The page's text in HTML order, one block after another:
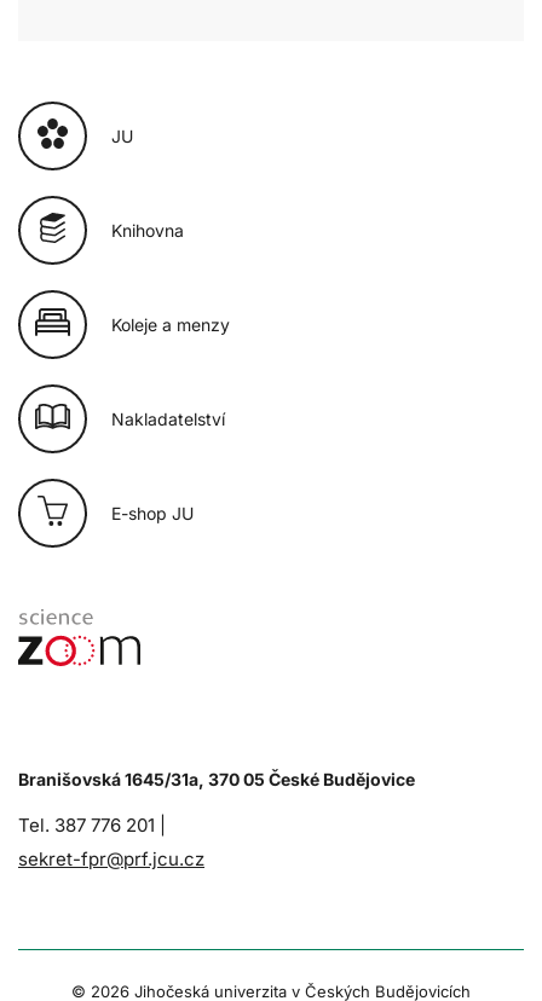
JU
Knihovna
Koleje a menzy
Nakladatelství
E-shop JU
Branišovská 1645/31a, 370 05 České Budějovice
Tel. 387 776 201 |
sekret-fpr@prf.jcu.cz
© 2026 Jihočeská univerzita v Českých Budějovicích